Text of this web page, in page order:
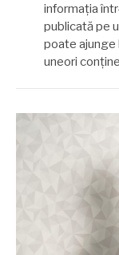
informația
publicată pe
poate ajunge
uneori